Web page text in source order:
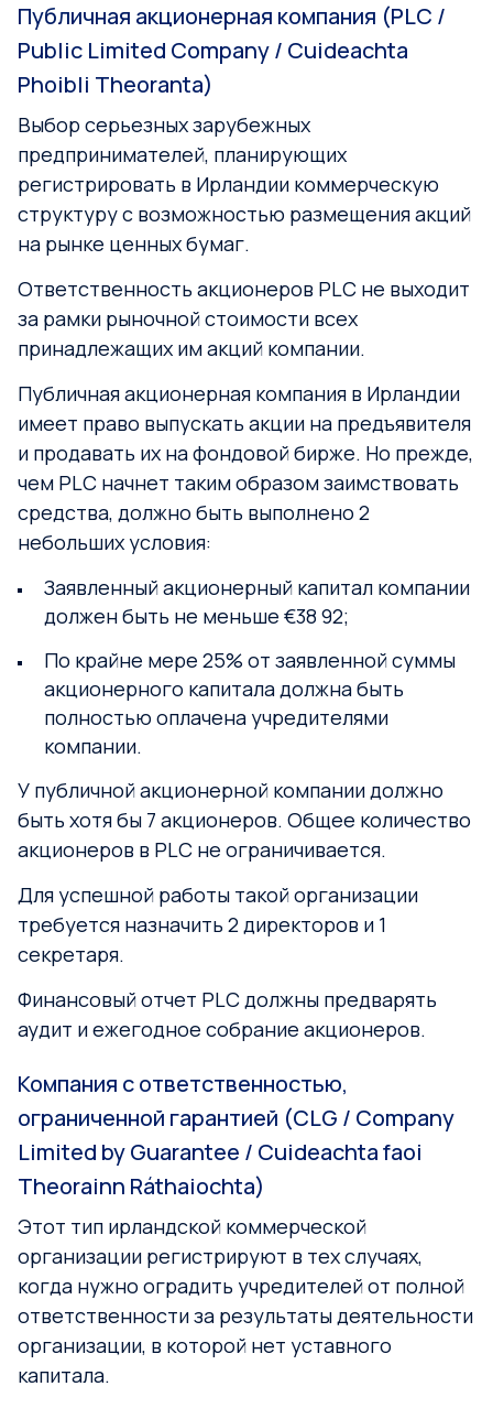
Публичная акционерная компания (PLC /
Public Limited Company / Cuideachta
Phoibli Theoranta)
Выбор серьезных зарубежных
предпринимателей, планирующих
регистрировать в Ирландии коммерческую
структуру с возможностью размещения акций
на рынке ценных бумаг.
Ответственность акционеров PLC не выходит
за рамки рыночной стоимости всех
принадлежащих им акций компании.
Публичная акционерная компания в Ирландии
имеет право выпускать акции на предъявителя
и продавать их на фондовой бирже. Но прежде,
чем PLC начнет таким образом заимствовать
средства, должно быть выполнено 2
небольших условия:
Заявленный акционерный капитал компании
должен быть не меньше €38 92;
По крайне мере 25% от заявленной суммы
акционерного капитала должна быть
полностью оплачена учредителями
компании.
У публичной акционерной компании должно
быть хотя бы 7 акционеров. Общее количество
акционеров в PLC не ограничивается.
Для успешной работы такой организации
требуется назначить 2 директоров и 1
секретаря.
Финансовый отчет PLC должны предварять
аудит и ежегодное собрание акционеров.
Компания с ответственностью,
ограниченной гарантией (CLG / Company
Limited by Guarantee / Cuideachta faoi
Theorainn Ráthaiochta)
Этот тип ирландской коммерческой
организации регистрируют в тех случаях,
когда нужно оградить учредителей от полной
ответственности за результаты деятельности
организации, в которой нет уставного
капитала.